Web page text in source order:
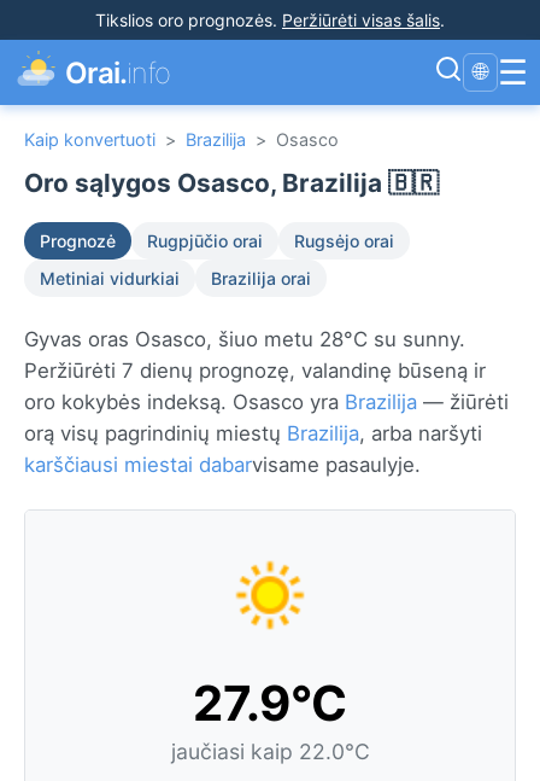
Tikslios oro prognozės. Peržiūrėti visas šalis.
Orai.info 🌐 ☰
Kaip konvertuoti > Brazilija > Osasco
Oro sąlygos Osasco, Brazilija 🇧🇷
Prognozė Rugpjūčio orai
Rugsėjo orai
Metiniai vidurkiai
Brazilija orai
Gyvas oras Osasco, šiuo metu 28°C su sunny.
Peržiūrėti 7 dienų prognozę, valandinę būseną ir
oro kokybės indeksą. Osasco yra Brazilija — žiūrėti
orą visų pagrindinių miestų Brazilija, arba naršyti
karščiausi miestai dabarvisame pasaulyje.
27.9°C
jaučiasi kaip 22.0°C